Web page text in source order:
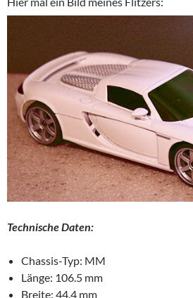
Technische Daten:
Chassis-Typ: MM
Länge: 106.5 mm
Breite: 44.4 mm